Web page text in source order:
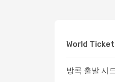
World Ticket
방콕 출발 시